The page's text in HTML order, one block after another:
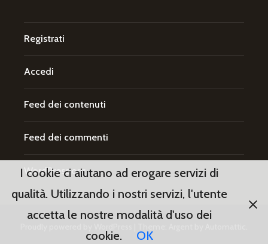
Registrati
Accedi
Feed dei contenuti
Feed dei commenti
WordPress.org
I cookie ci aiutano ad erogare servizi di
qualità. Utilizzando i nostri servizi, l'utente
accetta le nostre modalità d'uso dei
cookie.
OK